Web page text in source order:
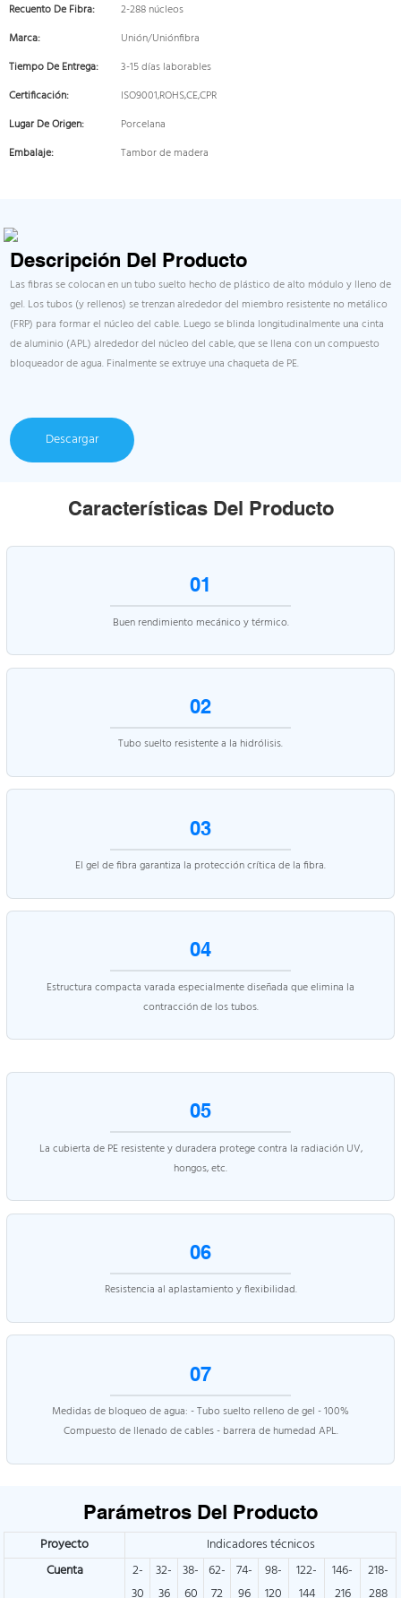
Recuento De Fibra:
2-288 núcleos
Marca:
Unión/Uniónfibra
Tiempo De Entrega:
3-15 días laborables
Certificación:
ISO9001,ROHS,CE,CPR
Lugar De Origen:
Porcelana
Embalaje:
Tambor de madera
Descripción Del Producto
Las fibras se colocan en un tubo suelto hecho de plástico de alto módulo y lleno de
gel. Los tubos (y rellenos) se trenzan alrededor del miembro resistente no metálico
(FRP) para formar el núcleo del cable. Luego se blinda longitudinalmente una cinta
de aluminio (APL) alrededor del núcleo del cable, que se llena con un compuesto
bloqueador de agua. Finalmente se extruye una chaqueta de PE.
Descargar
Características Del Producto
01
Buen rendimiento mecánico y térmico.
02
Tubo suelto resistente a la hidrólisis.
03
El gel de fibra garantiza la protección crítica de la fibra.
04
Estructura compacta varada especialmente diseñada que elimina la
contracción de los tubos.
05
La cubierta de PE resistente y duradera protege contra la radiación UV,
hongos, etc.
06
Resistencia al aplastamiento y flexibilidad.
07
Medidas de bloqueo de agua: - Tubo suelto relleno de gel - 100%
Compuesto de llenado de cables - barrera de humedad APL.
Parámetros Del Producto
Proyecto
Indicadores técnicos
Cuenta
2-
32- 38- 62- 74-
98-
122-
146-
218-